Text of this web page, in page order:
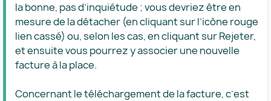
la bonne, pas d’inquiétude ; vous devriez être en
mesure de la détacher (en cliquant sur l’icône rouge
lien cassé) ou, selon les cas, en cliquant sur Rejeter,
et ensuite vous pourrez y associer une nouvelle
facture à la place.
Concernant le téléchargement de la facture, c’est